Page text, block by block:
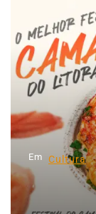
g
a
ç
o
d
e
P
Em Cultura